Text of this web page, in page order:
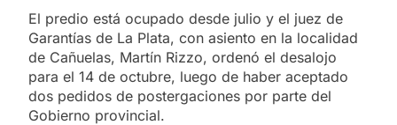
El predio está ocupado desde julio y el juez de
Garantías de La Plata, con asiento en la localidad
de Cañuelas, Martín Rizzo, ordenó el desalojo
para el 14 de octubre, luego de haber aceptado
dos pedidos de postergaciones por parte del
Gobierno provincial.